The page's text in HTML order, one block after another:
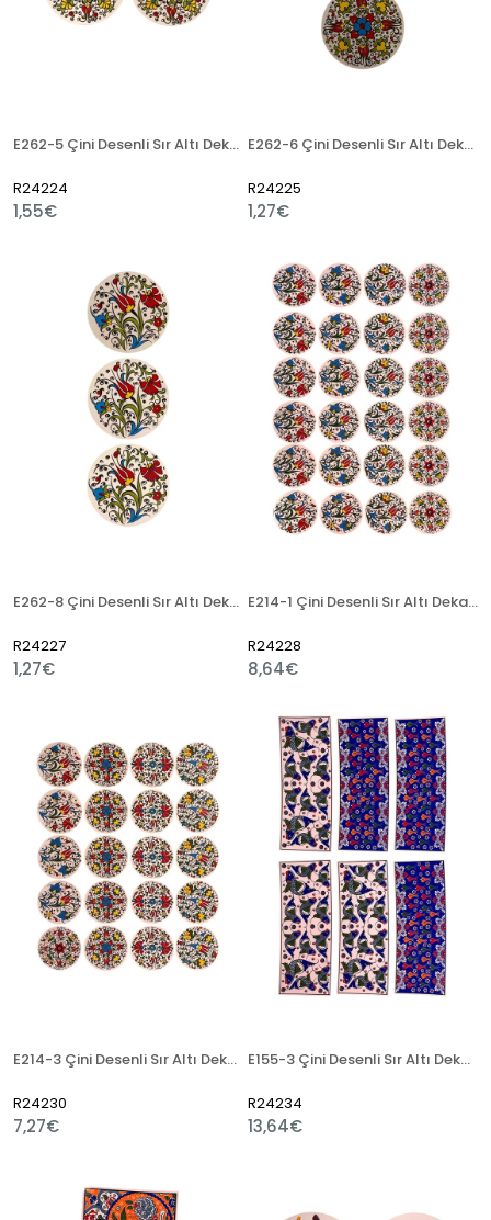
E262-5 Çini Desenli Sır Altı Dekal 13x13 cm
R24224
1,55€
E262-6 Çini Desenli Sır Altı Dekal 7x20 cm
R24225
1,27€
E262-8 Çini Desenli Sır Altı Dekal 7x20 cm
R24227
1,27€
E214-1 Çini Desenli Sır Altı Dekal 25x38 cm
R24228
8,64€
E214-3 Çini Desenli Sır Altı Dekal 25x32 cm
R24230
7,27€
E155-3 Çini Desenli Sır Altı Dekal 30x50 cm
R24234
13,64€